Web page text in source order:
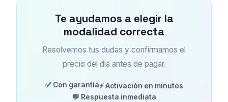
Te ayudamos a elegir la
modalidad correcta
Resolvemos tus dudas y confirmamos el
precio del dia antes de pagar.
✅ Con garantía⚡ Activación en minutos
💬 Respuesta inmediata